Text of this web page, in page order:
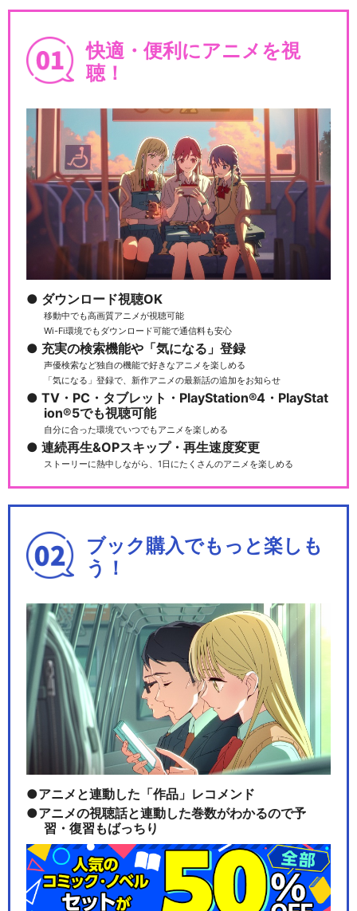
快適・便利にアニメを視
聴！
ダウンロード視聴OK
移動中でも高画質アニメが視聴可能
Wi-Fi環境でもダウンロード可能で通信料も安心
充実の検索機能や「気になる」登録
声優検索など独自の機能で好きなアニメを楽しめる
「気になる」登録で、新作アニメの最新話の追加をお知らせ
TV・PC・タブレット・PlayStation®4・PlayStat
ion®5でも視聴可能
自分に合った環境でいつでもアニメを楽しめる
連続再生&OPスキップ・再生速度変更
ストーリーに熱中しながら、1日にたくさんのアニメを楽しめる
ブック購入でもっと楽しも
う！
アニメと連動した「作品」レコメンド
アニメの視聴話と連動した巻数がわかるので予
習・復習もばっちり